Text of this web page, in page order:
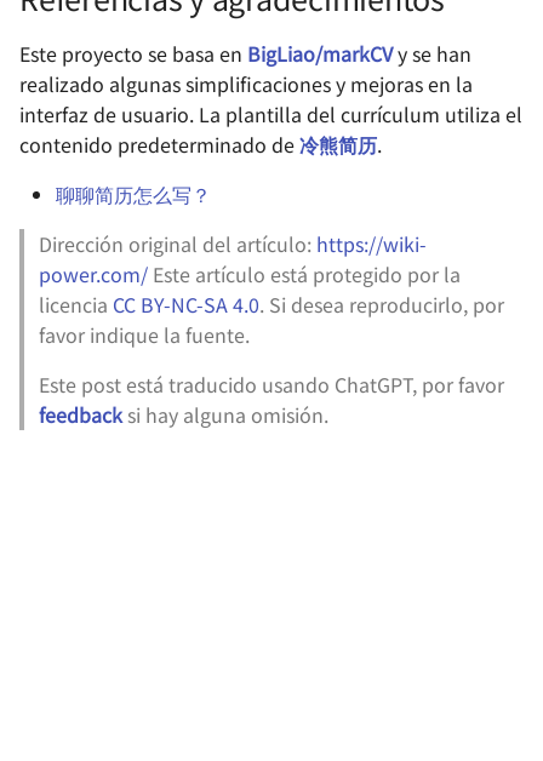
de wiki Wiki.js
Homelab - Gestor de
contraseñas autoalojado
Vaultwarden
nube Cloudreve
con servicios de nube
pública
Homelab -
del agregador RSS
FreshRSS
especiales a los artículos de
una cuenta pública
Cómo usar WeChat en
Linux
Cómo imprimir texto con
efecto de escritura a mano
Cómo separar pistas de una
canción
Cómo crear presentaciones
de manera eficiente
Este proyecto se basa en BigLiao/markCVy se han
realizado algunas simplificaciones y mejoras en la
interfaz de usuario. La plantilla del currículum utiliza el
contenido predeterminado de冷熊简历.
聊聊简历怎么写？
Dirección original del artículo: https://wiki-
power.com/ Este artículo está protegido por la
licencia CC BY-NC-SA 4.0. Si desea reproducirlo, por
favor indique la fuente.
Este post está traducido usando ChatGPT, por favor
feedbacksi hay alguna omisión.